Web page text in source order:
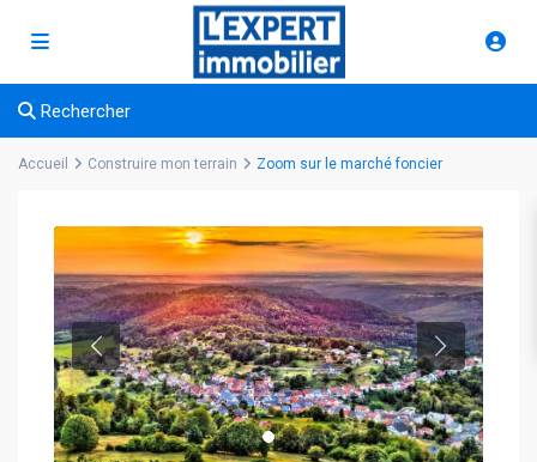
Rechercher
Accueil Construire mon terrain Zoom sur le marché foncier